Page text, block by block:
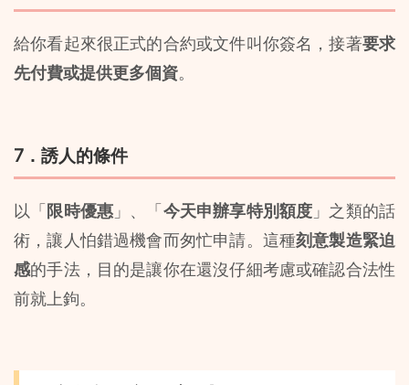
給你看起來很正式的合約或文件叫你簽名，接著要求
先付費或提供更多個資。
7．誘人的條件
以「 限時優惠 」、「 今天申辦享特別額度 」之類的話
術，讓人怕錯過機會而匆忙申請。這種刻意製造緊迫
感的手法，目的是讓你在還沒仔細考慮或確認合法性
前就上鉤。